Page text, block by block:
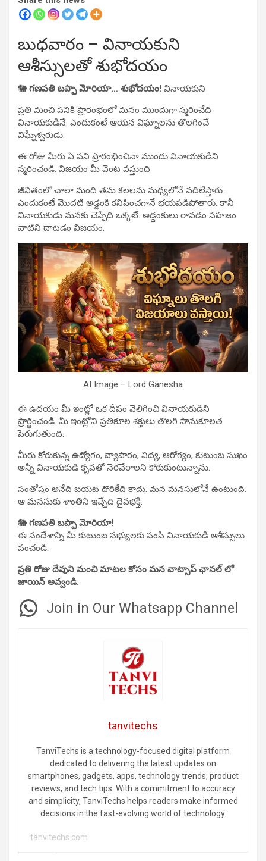
బుధవారం – వినాయకుని
ఆశీస్సులతో శుభోదయం
🐘 గణపతి బప్పా మోరియా… శుభోదయం! వినాయకుని
ప్రతి మంచి పనికి ప్రారంభంలో మనం ముందుగా స్మరించేది
వినాయకుడినే. ఎందుకంటే ఆయన విఘ్నాలను తొలగించే
విఘ్నేశ్వరుడు.
ఈ రోజు మీరు ఏ పని ప్రారంభించినా ముందు వినాయకుడిని
స్మరించండి. విజయం మీ వెంట వస్తుంది.
జీవితంలో చాలా మంది తమ కలలను మధ్యలోనే వదిలేస్తారు.
ఎందుకంటే మొదటి అడ్డంకి కనిపించగానే భయపడిపోతారు. కానీ
వినాయకుడు మనకు చెప్పేది ఒక్కటే. అడ్డంకులు రావడం సహజం.
వాటిని దాటడం విజయం.
AI Image – Lord Ganesha
ఈ ఉదయం మీ ఇంట్లో ఒక దీపం వెలిగించి వినాయకుడిని
ప్రార్థించండి. మీ ఇంట్లోని ప్రతికూల శక్తులు తొలగి సానుకూలత
పెరుగుతుంది.
మీరు కోరుకున్న ఉద్యోగం, వ్యాపారం, విద్య, ఆరోగ్యం, కుటుంబ సుఖం
అన్నీ వినాయకుడి కృపతో నెరవేరాలని కోరుకుంటున్నాను.
సంతోషం అనేది బయట దొరికేది కాదు. మన మనసులోనే ఉంటుంది.
ఆ మనసుకు శాంతిని ఇచ్చేది దైవభక్తి.
🐘 గణపతి బప్పా మోరియా!
ఈ సందేశాన్ని మీ కుటుంబ సభ్యులకు పంపి వినాయకుడి ఆశీస్సులు
పంచండి.
ప్రతి రోజు దేవుని మంచి మాటల కోసం మన వాట్సాప్ ఛానల్ లో
జాయిన్ అవ్వండి.
Join in Our Whatsapp Channel
tanvitechs
TanviTechs is a technology-focused digital platform
dedicated to delivering the latest updates on
smartphones, gadgets, apps, technology trends, product
reviews, and tech tips. With a commitment to accuracy
and simplicity, TanviTechs helps readers make informed
decisions in the fast-evolving world of technology.
tanvitechs.com